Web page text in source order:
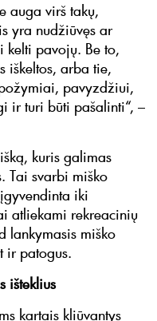
auga virš takų,
yra nudžiūvęs ar
kelti pavojų. Be to,
iškeltos, arba tie,
pavyzdžiui,
ir turi būti pašalinti“, –
kuris galimas
Tai svarbi miško
iki
atliekami rekreacinių
lankymasis miško
ir patogus.
išteklius
kartais kliūvantys